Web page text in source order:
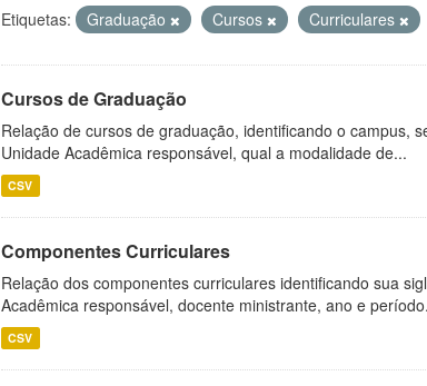
Etiquetas:
Graduação Cursos Curriculares
Cursos de Graduação
Relação de cursos de graduação, identificando o campus,
Unidade Acadêmica responsável, qual a modalidade de...
CSV
Componentes Curriculares
Relação dos componentes curriculares identificando sua
Acadêmica responsável, docente ministrante, ano e
CSV